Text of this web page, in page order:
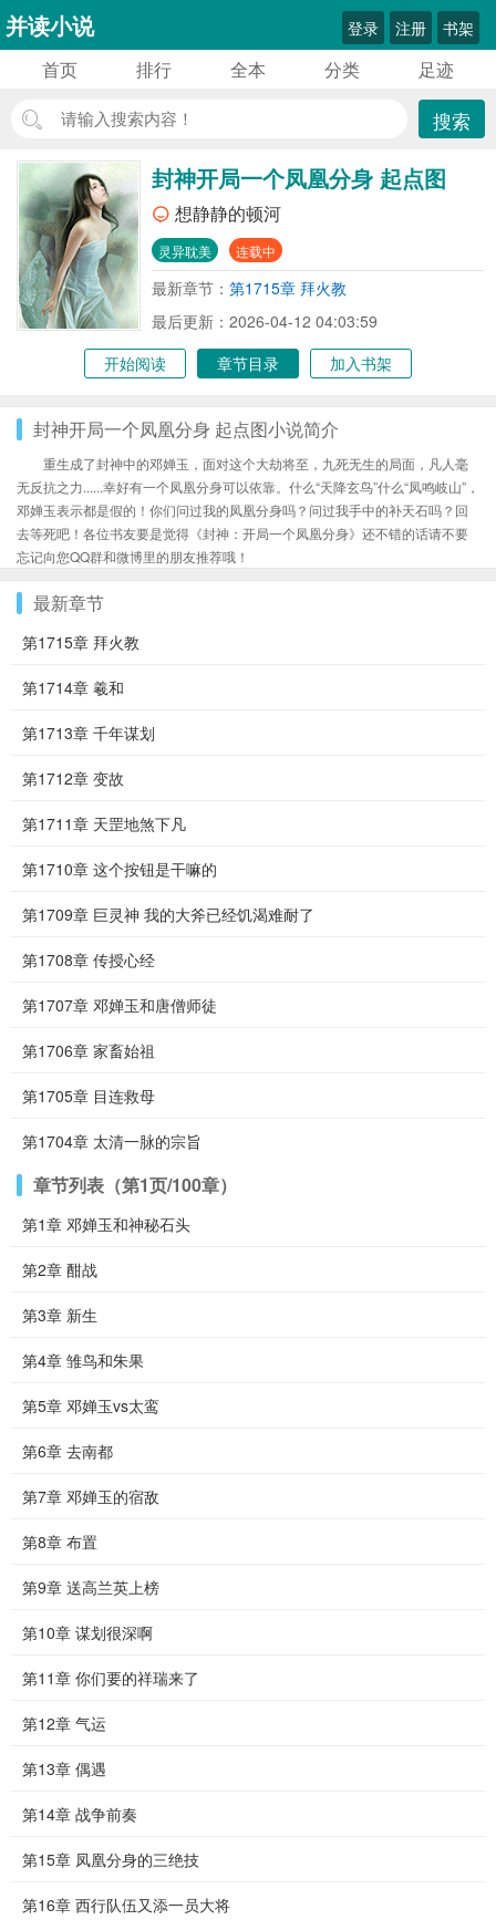
登录 注册 书架
并读小说
首页 排行 全本 分类 足迹
搜索
封神开局一个凤凰分身 起点图
想静静的顿河
灵异耽美 连载中
最新章节： 第1715章 拜火教
最后更新：2026-04-12 04:03:59
开始阅读
章节目录 加入书架
封神开局一个凤凰分身 起点图小说简介
重生成了封神中的邓婵玉，面对这个大劫将至，九死无生的局面，凡人毫
无反抗之力......幸好有一个凤凰分身可以依靠。什么“天降玄鸟”什么“凤鸣岐山”，
邓婵玉表示都是假的！你们问过我的凤凰分身吗？问过我手中的补天石吗？回
去等死吧！各位书友要是觉得《封神：开局一个凤凰分身》还不错的话请不要
忘记向您QQ群和微博里的朋友推荐哦！
最新章节
第1715章 拜火教
第1714章 羲和
第1713章 千年谋划
第1712章 变故
第1711章 天罡地煞下凡
第1710章 这个按钮是干嘛的
第1709章 巨灵神 我的大斧已经饥渴难耐了
第1708章 传授心经
第1707章 邓婵玉和唐僧师徒
第1706章 家畜始祖
第1705章 目连救母
第1704章 太清一脉的宗旨
章节列表（第1页/100章）
第1章 邓婵玉和神秘石头
第2章 酣战
第3章 新生
第4章 雏鸟和朱果
第5章 邓婵玉vs太鸾
第6章 去南都
第7章 邓婵玉的宿敌
第8章 布置
第9章 送高兰英上榜
第10章 谋划很深啊
第11章 你们要的祥瑞来了
第12章 气运
第13章 偶遇
第14章 战争前奏
第15章 凤凰分身的三绝技
第16章 西行队伍又添一员大将